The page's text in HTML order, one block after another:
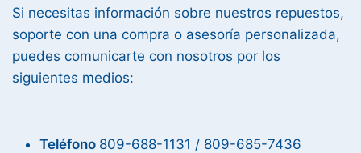
Si necesitas información sobre nuestros repuestos,
soporte con una compra o asesoría personalizada,
puedes comunicarte con nosotros por los
siguientes medios:
Teléfono 809-688-1131 / 809-685-7436